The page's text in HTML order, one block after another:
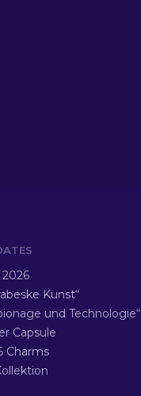
Kunst“
und Technologie“
Capsule
Charms